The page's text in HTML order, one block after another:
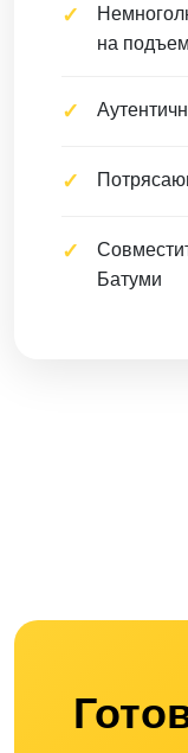
на
Батуми